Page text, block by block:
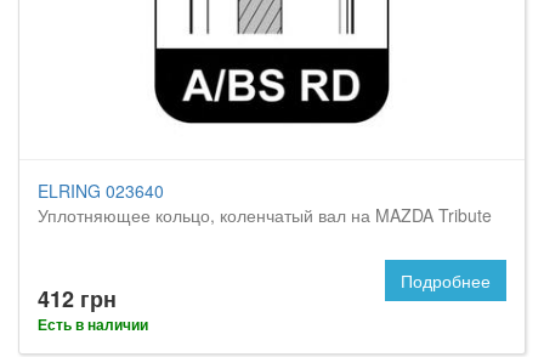
ELRING 023640
Уплотняющее кольцо, коленчатый вал на MAZDA Tribute
412 грн
Есть в наличии
Подробнее